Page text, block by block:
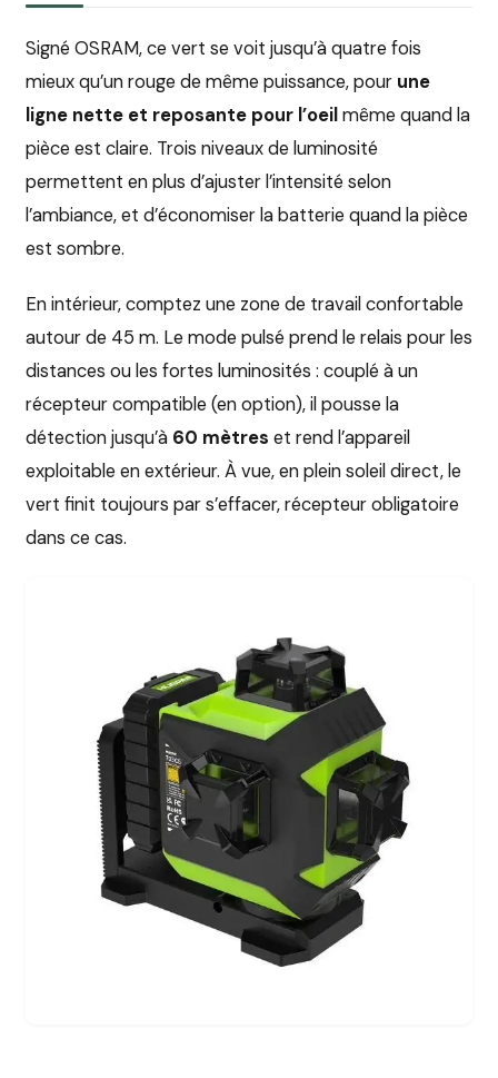
Signé OSRAM, ce vert se voit jusqu’à quatre fois
mieux qu’un rouge de même puissance, pour une
ligne nette et reposante pour l’oeilmême quand la
pièce est claire. Trois niveaux de luminosité
permettent en plus d’ajuster l’intensité selon
l’ambiance, et d’économiser la batterie quand la pièce
est sombre.
En intérieur, comptez une zone de travail confortable
autour de 45 m. Le mode pulsé prend le relais pour les
distances ou les fortes luminosités : couplé à un
récepteur compatible (en option), il pousse la
détection jusqu’à 60 mètres et rend l’appareil
exploitable en extérieur. À vue, en plein soleil direct, le
vert finit toujours par s’effacer, récepteur obligatoire
dans ce cas.